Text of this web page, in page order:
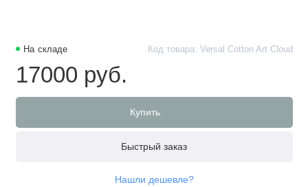
На складе Код товара: Versal Cotton Art Cloud
17000 руб.
Купить
Быстрый заказ
Нашли дешевле?